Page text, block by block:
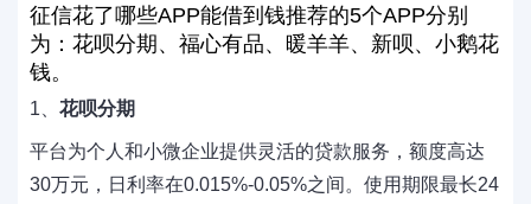
征信花了哪些APP能借到钱推荐的5个APP分别
为：花呗分期、福心有品、暖羊羊、新呗、小鹅花
钱。
1、 花呗分期
平台为个人和小微企业提供灵活的贷款服务，额度高达
30万元，日利率在0.015%-0.05%之间。使用期限最长24